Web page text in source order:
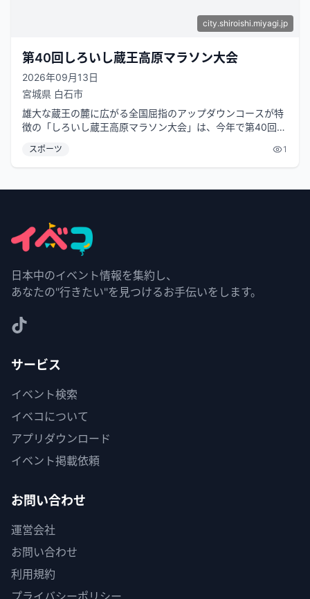
city.shiroishi.miyagi.jp
第40回しろいし蔵王高原マラソン大会
2026年09月13日
宮城県 白石市
雄大な蔵王の麓に広がる全国屈指のアップダウンコースが特
徴の「しろいし蔵王高原マラソン大会」は、今年で第40回を
スポーツ 1
日本中のイベント情報を集約し、
あなたの"行きたい"を見つけるお手伝いをします。
サービス
イベント検索
イベコについて
アプリダウンロード
イベント掲載依頼
お問い合わせ
運営会社
お問い合わせ
利用規約
プライバシーポリシー